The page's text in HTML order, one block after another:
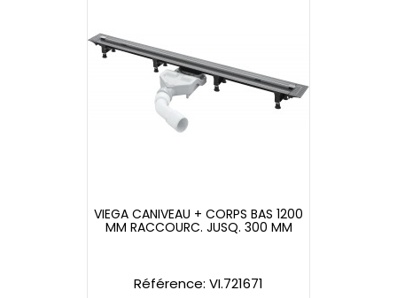
VIEGA CANIVEAU + CORPS BAS 1200
MM RACCOURC. JUSQ. 300 MM
Référence: VI.721671